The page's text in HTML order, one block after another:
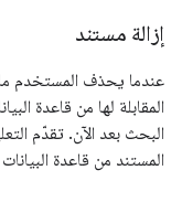
إزالة مستند
عندما يحذف المستخدم
المقابلة لها من قاعدة
البحث بعد الآن. تقدّم
المستند من قاعدة